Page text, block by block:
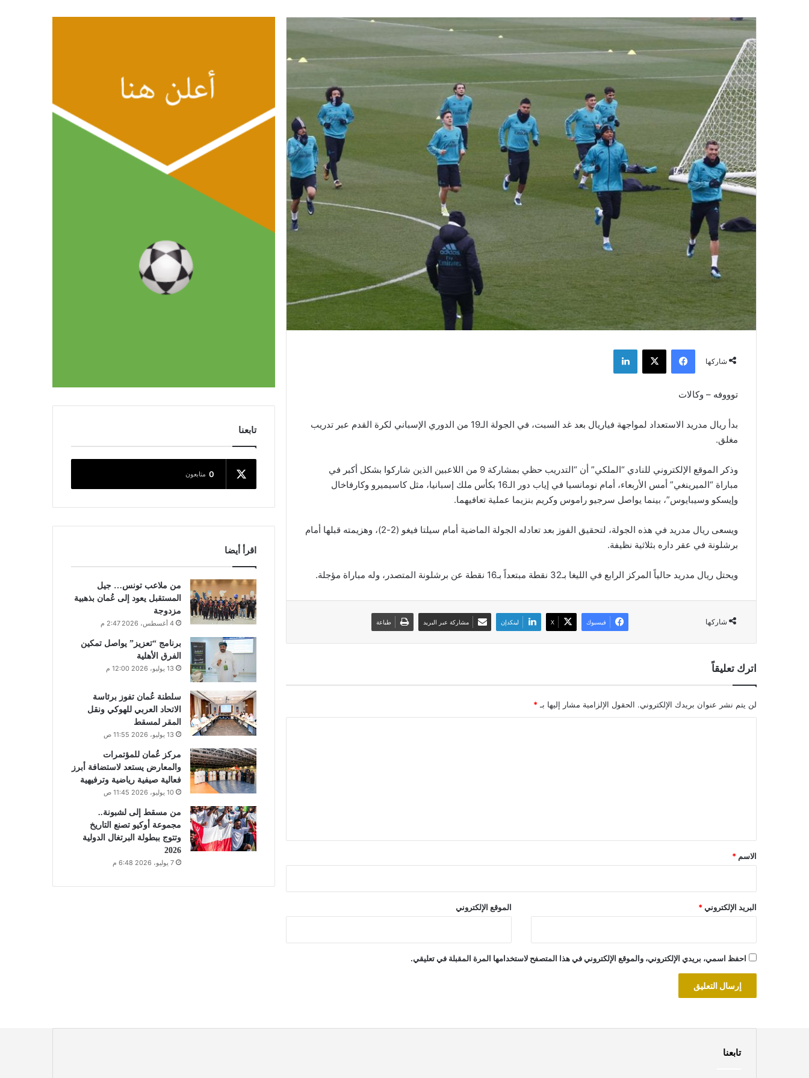
شاركها
فيسبوك ‫X لينكدإن
توووفه – وكالات
بدأ ريال مدريد الاستعداد لمواجهة فياريال بعد غد السبت، في الجولة الـ19 من الدوري الإسباني لكرة القدم عبر تدريب
مغلق.
وذكر الموقع الإلكتروني للنادي “الملكي” أن “التدريب حظي بمشاركة 9 من اللاعبين الذين شاركوا بشكل أكبر في
مباراة “الميرينغي” أمس الأربعاء، أمام نومانسيا في إياب دور الـ16 بكأس ملك إسبانيا، مثل كاسيميرو وكارفاخال
وإيسكو وسيبايوس”، بينما يواصل سرجيو راموس وكريم بنزيما عملية تعافيهما.
ويسعى ريال مدريد في هذه الجولة، لتحقيق الفوز بعد تعادله الجولة الماضية أمام سيلتا فيغو (2-2)، وهزيمته قبلها أمام
برشلونة في عقر داره بثلاثية نظيفة.
ويحتل ريال مدريد حالياً المركز الرابع في الليغا بـ32 نقطة مبتعداً بـ16 نقطة عن برشلونة المتصدر، وله مباراة مؤجلة.
شاركها فيسبوك ‫X لينكدإن مشاركة عبر البريد طباعة
اترك تعليقاً
لن يتم نشر عنوان بريدك الإلكتروني. الحقول الإلزامية مشار إليها بـ*
*
الاسم *
البريد الإلكتروني* الموقع الإلكتروني
احفظ اسمي، بريدي الإلكتروني، والموقع الإلكتروني في هذا المتصفح لاستخدامها المرة المقبلة في تعليقي.
تابعنا
0 متابعون
اقرأ أيضا
من ملاعب تونس… جيل
المستقبل يعود إلى عُمان بذهبية
مزدوجة
4 أغسطس، 2026 2:47 م
برنامج “تعزيز” يواصل تمكين
الفرق الأهلية
13 يوليو، 2026 12:00 م
سلطنة عُمان تفوز برئاسة
الاتحاد العربي للهوكي ونقل
المقر لمسقط
13 يوليو، 2026 11:55 ص
مركز عُمان للمؤتمرات
والمعارض يستعد لاستضافة أبرز
فعالية صيفية رياضية وترفيهية
10 يوليو، 2026 11:45 ص
من مسقط إلى لشبونة..
مجموعة أوكيو تصنع التاريخ
وتتوج ببطولة البرتغال الدولية
2026
7 يوليو، 2026 6:48 م
تابعنا